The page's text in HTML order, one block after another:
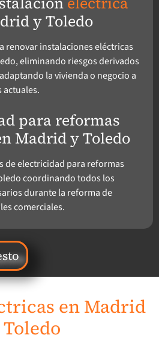
y Toledo
renovar instalaciones eléctricas
eliminando riesgos derivados
la vivienda o negocio a
actuales.
para reformas
Madrid y Toledo
de electricidad para reformas
coordinando todos los
durante la reforma de
comerciales.
en Madrid